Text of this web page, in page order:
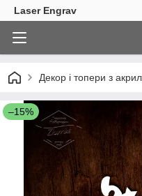
Laser Engrav
Декор і топери з
–15%